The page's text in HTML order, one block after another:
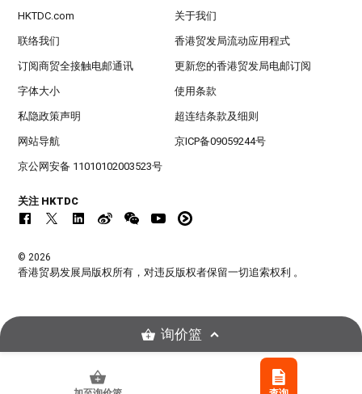
HKTDC.com 关于我们
联络我们 香港贸发局流动应用程式
订阅商贸全接触电邮通讯 更新您的香港贸发局电邮订阅
字体大小 使用条款
私隐政策声明 超连结条款及细则
网站导航 京ICP备09059244号
京公网安备 11010102003523号
关注 HKTDC
© 2026
香港贸易发展局版权所有，对违反版权者保留一切追索权利 。
询价篮